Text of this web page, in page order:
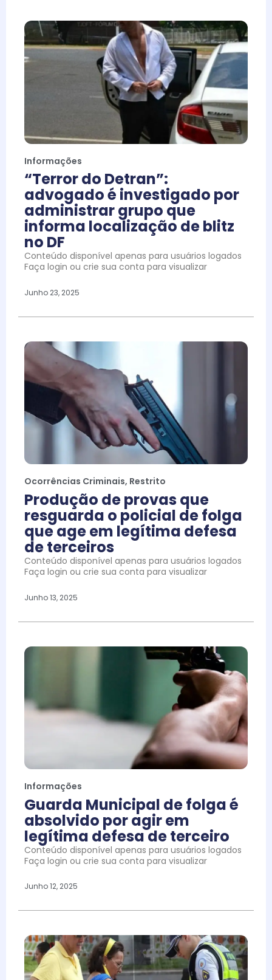
Informações
“Terror do Detran”:
advogado é investigado por
administrar grupo que
informa localização de blitz
no DF
Conteúdo disponível apenas para usuários logados
Faça login ou crie sua conta para visualizar
Junho 23, 2025
Ocorrências Criminais, Restrito
Produção de provas que
resguarda o policial de folga
que age em legítima defesa
de terceiros
Conteúdo disponível apenas para usuários logados
Faça login ou crie sua conta para visualizar
Junho 13, 2025
Informações
Guarda Municipal de folga é
absolvido por agir em
legítima defesa de terceiro
Conteúdo disponível apenas para usuários logados
Faça login ou crie sua conta para visualizar
Junho 12, 2025